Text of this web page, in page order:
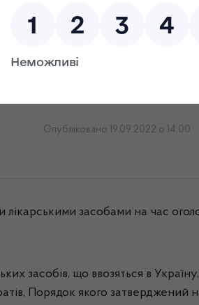
звіт за
Опубліковано 19.09.2022 о 14:00
засобами на час
засобів, що ввозяться в
Порядок якого затверджений